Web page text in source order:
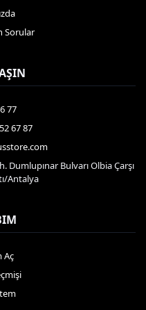
Sorular
77
67 87
Bulvarı Olbia Çarşı
Antalya
Aç